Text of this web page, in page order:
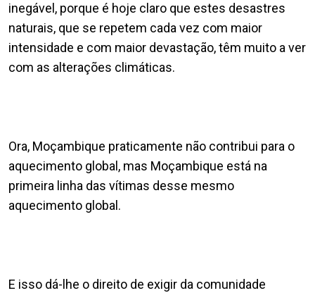
inegável, porque é hoje claro que estes desastres
naturais, que se repetem cada vez com maior
intensidade e com maior devastação, têm muito a ver
com as alterações climáticas.
Ora, Moçambique praticamente não contribui para o
aquecimento global, mas Moçambique está na
primeira linha das vítimas desse mesmo
aquecimento global.
E isso dá-lhe o direito de exigir da comunidade